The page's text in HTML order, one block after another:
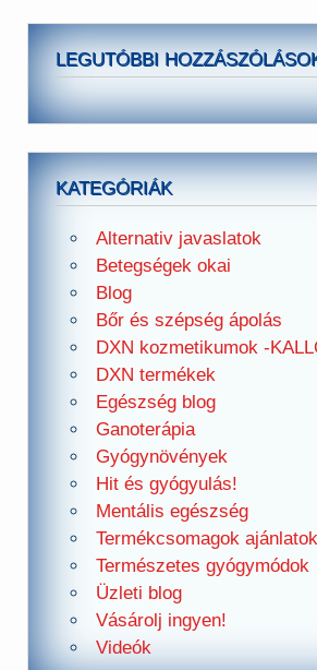
LEGUTÓBBI
KATEGÓRIÁK
Alternativ javaslatok
Betegségek okai
Blog
Bőr és szépség ápolás
DXN kozmetikumok -
DXN termékek
Egészség blog
Ganoterápia
Gyógynövények
Hit és gyógyulás!
Mentális egészség
Termékcsomagok ajánlatok
Természetes gyógymódok
Üzleti blog
Vásárolj ingyen!
Videók